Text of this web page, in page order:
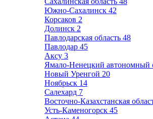
Южно-Сахалинск 42
Корсаков 2
Долинск 2
Павлодарская область 48
Павлодар 45
Аксу 3
Ямало-Ненецкий автономный
Новый Уренгой 20
Ноябрьск 14
Салехард 7
Восточно-Казахстанская
Усть-Каменогорск 45